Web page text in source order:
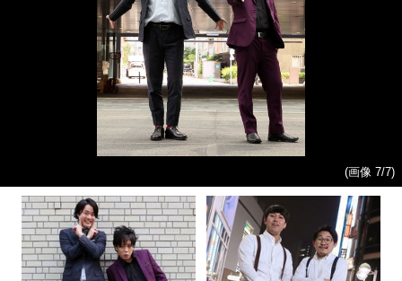
(画像 7/7)